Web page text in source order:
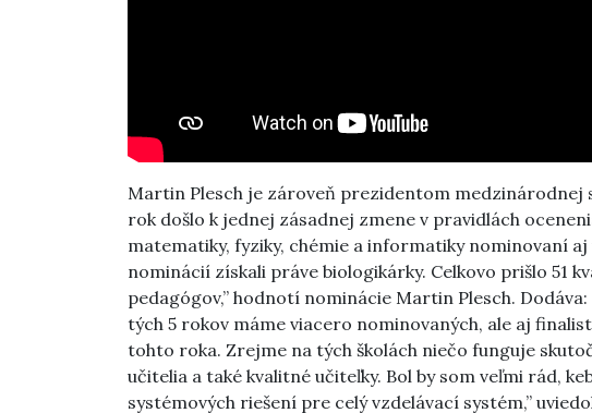
Martin Plesch je zároveň prezidentom medzinárodnej
rok došlo k jednej zásadnej zmene v pravidlách
matematiky, fyziky, chémie a informatiky nominovaní
nominácií získali práve biologikárky. Celkovo prišlo 51
pedagógov,” hodnotí nominácie Martin Plesch.
tých 5 rokov máme viacero nominovaných, ale aj
tohto roka. Zrejme na tých školách niečo funguje
učitelia a také kvalitné učiteľky. Bol by som veľmi rád,
systémových riešení pre celý vzdelávací systém,”